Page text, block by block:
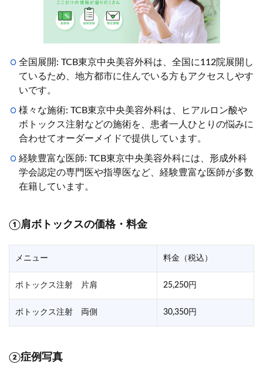
全国展開: TCB東京中央美容外科は、全国に112院展開し
ているため、地方都市に住んでいる方もアクセスしやす
いです。
様々な施術: TCB東京中央美容外科は、ヒアルロン酸や
ボトックス注射などの施術を、患者一人ひとりの悩みに
合わせてオーダーメイドで提供しています。
経験豊富な医師: TCB東京中央美容外科には、形成外科
学会認定の専門医や指導医など、経験豊富な医師が多数
在籍しています。
①肩ボトックスの価格・料金
メニュー 料金（税込）
ボトックス注射 片肩 25,250円
ボトックス注射 両側 30,350円
②症例写真